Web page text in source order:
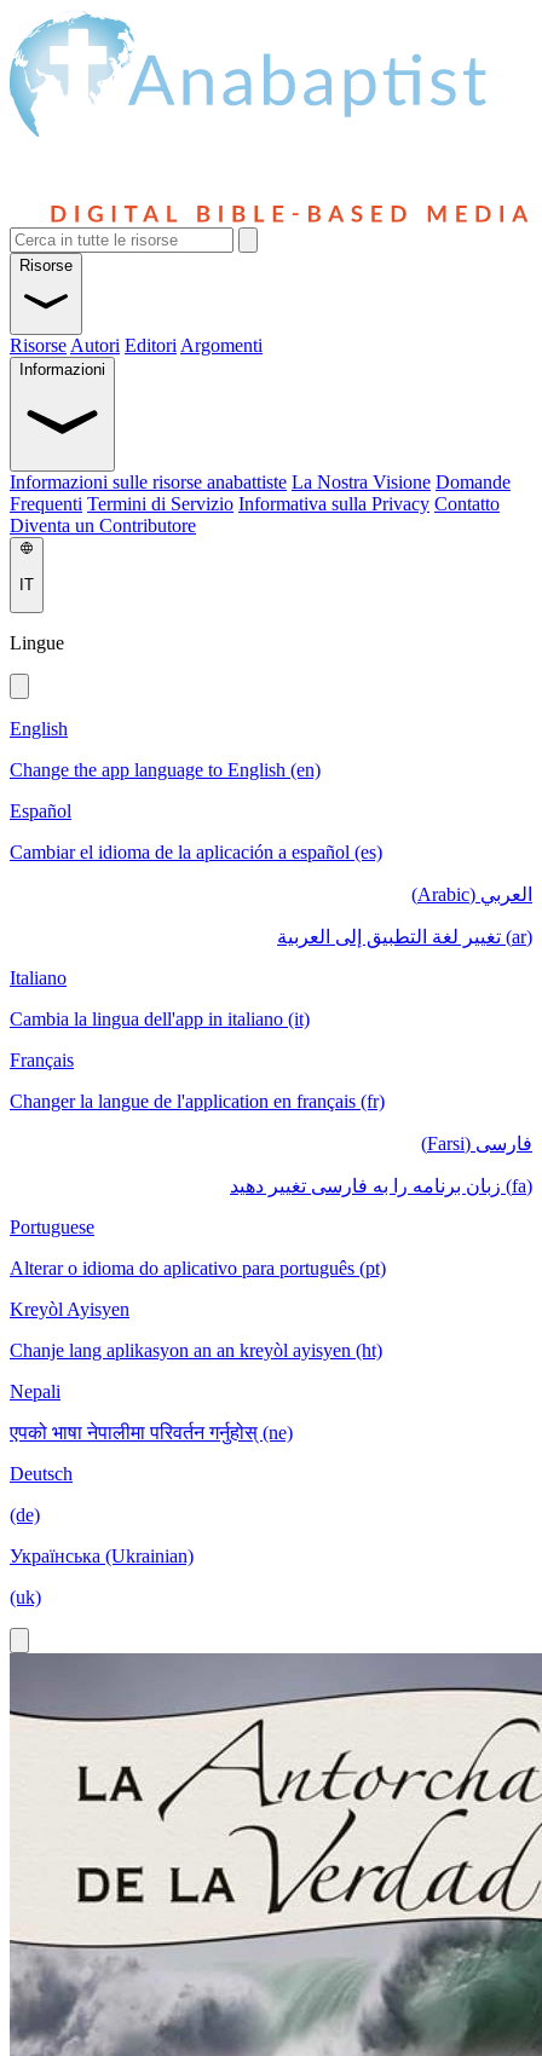
Risorse
Risorse Autori Editori Argomenti
Informazioni
Informazioni sulle risorse anabattiste La Nostra Visione Domande
Frequenti Termini di Servizio Informativa sulla Privacy Contatto
Diventa un Contributore
IT
Lingue
English
Change the app language to English (en)
Español
Cambiar el idioma de la aplicación a español (es)
العربي (Arabic)
(ar) تغيير لغة التطبيق إلى العربية
Italiano
Cambia la lingua dell'app in italiano (it)
Français
Changer la langue de l'application en français (fr)
فارسی (Farsi)
(fa) زبان برنامه را به فارسی تغییر دهید
Portuguese
Alterar o idioma do aplicativo para português (pt)
Kreyòl Ayisyen
Chanje lang aplikasyon an an kreyòl ayisyen (ht)
Nepali
एपको भाषा नेपालीमा परिवर्तन गर्नुहोस् (ne)
Deutsch
(de)
Українська (Ukrainian)
(uk)